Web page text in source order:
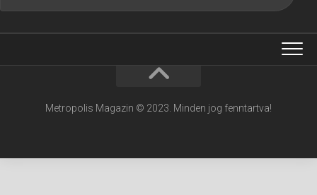
Metropolis Magazin © 2023. Minden jog fenntartva!